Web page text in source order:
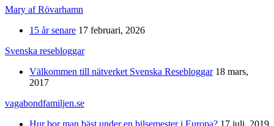
Mary af Rövarhamn
15 år senare 17 februari, 2026
Svenska resebloggar
Välkommen till nätverket Svenska Resebloggar 18 mars,
2017
vagabondfamiljen.se